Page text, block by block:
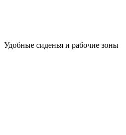
Удобные сиденья и рабочие зоны